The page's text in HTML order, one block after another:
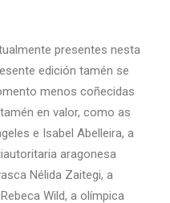
presentes nesta
edición tamén se
menos coñecidas
en valor, como as
e Isabel Abelleira, a
aragonesa
Nélida Zaitegi, a
Wild, a olímpica